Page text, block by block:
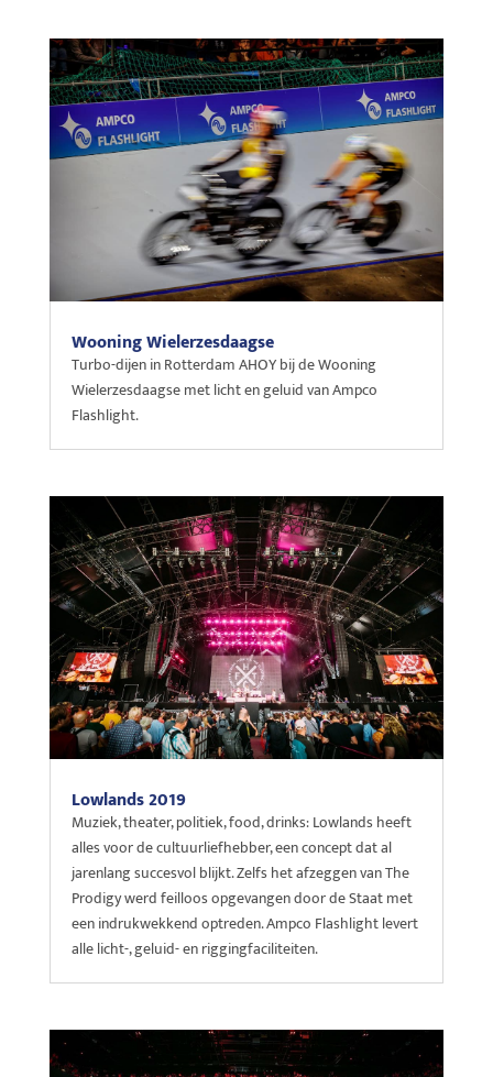
Wooning Wielerzesdaagse
Turbo-dijen in Rotterdam AHOY bij de Wooning
Wielerzesdaagse met licht en geluid van Ampco
Flashlight.
Lowlands 2019
Muziek, theater, politiek, food, drinks: Lowlands heeft
alles voor de cultuurliefhebber, een concept dat al
jarenlang succesvol blijkt. Zelfs het afzeggen van The
Prodigy werd feilloos opgevangen door de Staat met
een indrukwekkend optreden. Ampco Flashlight levert
alle licht-, geluid- en riggingfaciliteiten.